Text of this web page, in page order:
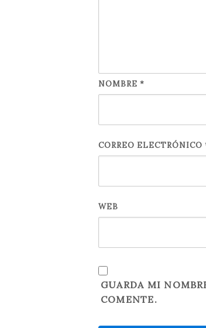
NOMBRE *
CORREO ELECTRÓNICO
WEB
GUARDA MI
COMENTE.